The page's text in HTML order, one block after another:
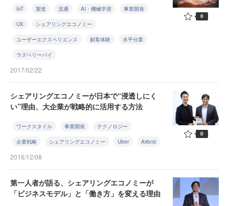
IoT 製造 流通 AI・機械学習 事業開発
UX シェアリングエコノミー
ユーザーエクスペリエンス 顧客体験 水平分業
ラズペリーパイ
2017/02/22
0
シェアリングエコノミーが日本で“浸透しにく
い”理由、大企業が戦略的に活用する方法
ワークスタイル 事業開発 テクノロジー
企業戦略 シェアリングエコノミー Uber Airbnb
2016/12/08
0
第一人者が語る、シェアリングエコノミーが
「ビジネスモデル」と「働き方」を変える理由